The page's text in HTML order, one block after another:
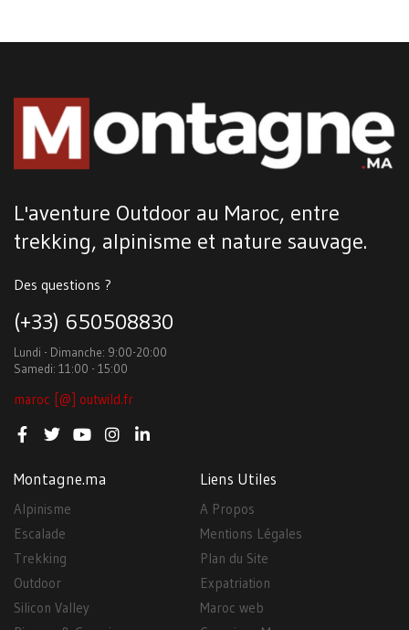
L'aventure Outdoor au Maroc, entre
trekking, alpinisme et nature sauvage.
Des questions ?
(+33) 650508830
Lundi - Dimanche: 9:00-20:00
Samedi: 11:00 - 15:00
maroc [@] outwild.fr
Montagne.ma
Alpinisme
Escalade
Trekking
Outdoor
Silicon Valley
Liens Utiles
A Propos
Mentions Légales
Plan du Site
Expatriation
Maroc web